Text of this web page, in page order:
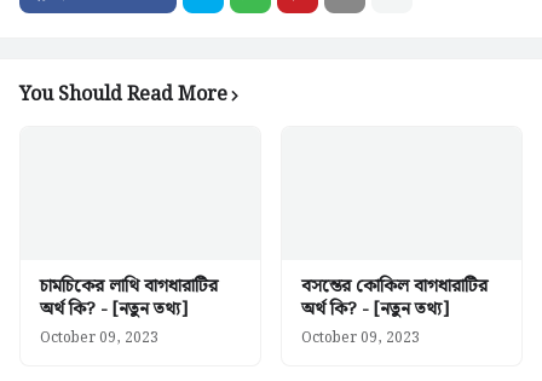
You Should Read More
চামচিকের লাথি বাগধারাটির
অর্থ কি? - [নতুন তথ্য]
October 09, 2023
বসন্তের কোকিল বাগধারাটির
অর্থ কি? - [নতুন তথ্য]
October 09, 2023